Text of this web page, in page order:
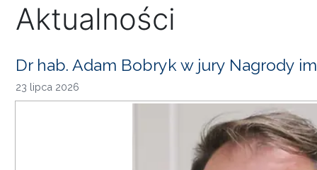
Aktualności
Dr hab. Adam Bobryk w jury Nagrody
23 lipca 2026